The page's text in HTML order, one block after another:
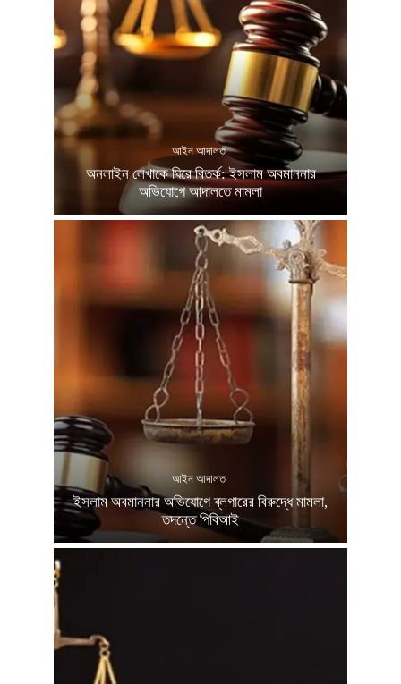
আইন আদালত
অনলাইন লেখাকে ঘিরে বিতর্ক: ইসলাম অবমাননার
অভিযোগে আদালতে মামলা
আইন আদালত
ইসলাম অবমাননার অভিযোগে ব্লগারের বিরুদ্ধে মামলা,
তদন্তে পিবিআই